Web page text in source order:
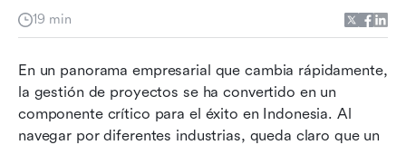
19 min
En un panorama empresarial que cambia rápidamente,
la gestión de proyectos se ha convertido en un
componente crítico para el éxito en Indonesia. Al
navegar por diferentes industrias, queda claro que un
software de gestión de proyectos?
gestión de proyectos
Los 8 mejores software de gestión de
proyectos en Indonesia